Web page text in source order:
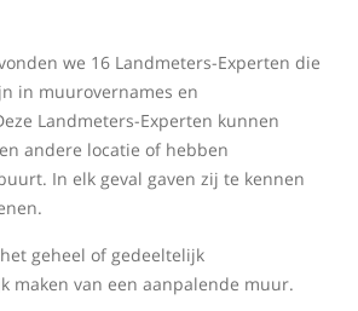
we 16 Landmeters-Experten die
in muurovernames en
Landmeters-Experten kunnen
andere locatie of hebben
In elk geval gaven zij te kennen
het geheel of gedeeltelijk
maken van een aanpalende muur.